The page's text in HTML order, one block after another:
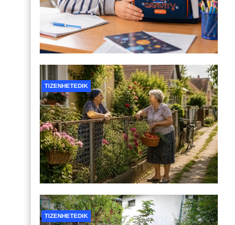
TIZENHETEDIK
TIZENHETEDIK